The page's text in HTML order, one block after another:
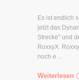
Es ist endlich
jetzt das
Strecke" und
RoxxyX.
noch e ...
Weiterlesen